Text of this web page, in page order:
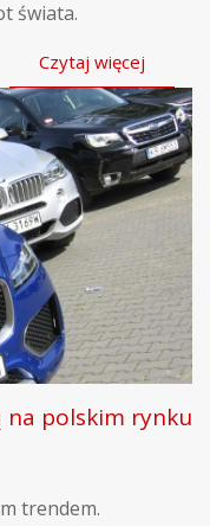
świata.
Czytaj więcej
na polskim rynku
trendem.